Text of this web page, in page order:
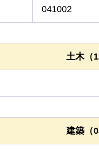
041002
土木（1
建築（0